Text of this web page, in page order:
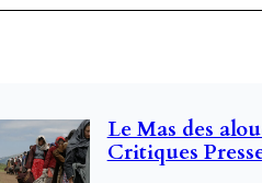
Le Mas des
Critiques